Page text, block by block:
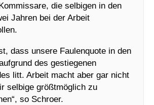
die selbigen in den
Jahren bei der Arbeit
dass unsere Faulenquote in den
des gestiegenen
litt. Arbeit macht aber gar nicht
selbige größtmöglich zu
so Schroer.